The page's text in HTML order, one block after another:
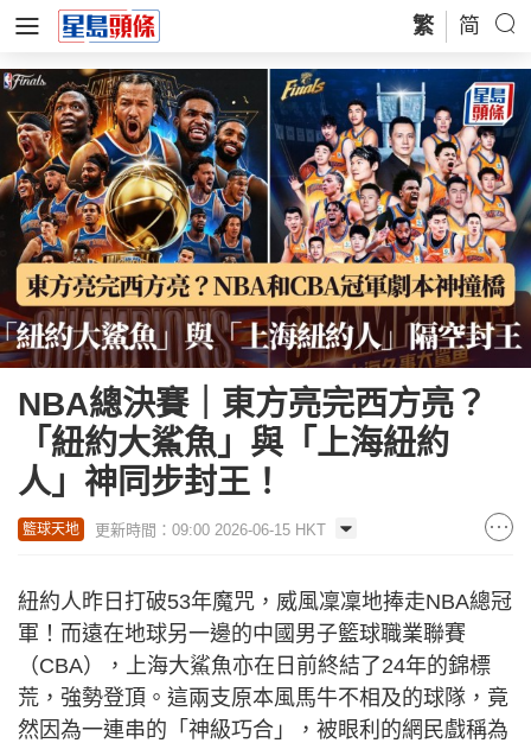
繁 简
NBA總決賽｜東方亮完西方亮？
「紐約大鯊魚」與「上海紐約
人」神同步封王！
籃球天地 更新時間：09:00 2026-06-15 HKT
紐約人昨日打破53年魔咒，威風凜凜地捧走NBA總冠
軍！而遠在地球另一邊的中國男子籃球職業聯賽
（CBA），上海大鯊魚亦在日前終結了24年的錦標
荒，強勢登頂。這兩支原本風馬牛不相及的球隊，竟
然因為一連串的「神級巧合」，被眼利的網民戲稱為